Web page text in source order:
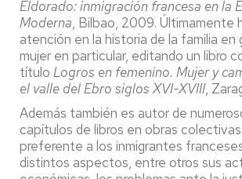
Eldorado: inmigración francesa en la
Moderna, Bilbao, 2009. Últimamente
atención en la historia de la familia en
mujer en particular, editando un libro
título Logros en femenino. Mujer y
el valle del Ebro siglos XVI-XVIII,
Además también es autor de
capítulos de libros en obras
preferente a los inmigrantes
distintos aspectos, entre otros sus